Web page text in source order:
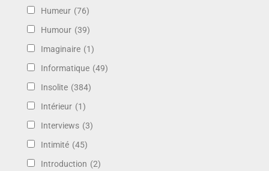
Humeur (76)
Humour (39)
Imaginaire (1)
Informatique (49)
Insolite (384)
Intérieur (1)
Interviews (3)
Intimité (45)
Introduction (2)